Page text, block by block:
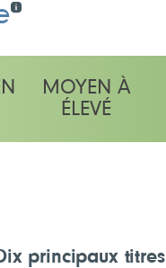
MOYEN À
ÉLEVÉ
principaux titres